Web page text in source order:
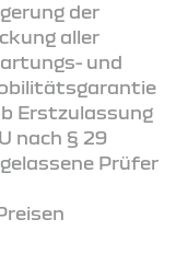
der
aller
und
Erstzulassung
nach § 29
Prüfer